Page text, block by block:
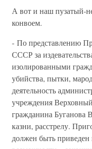
А вот и наш пузатый-
конвоем.
- По представлению
СССР за
изолированными
убийства, пытки,
деятельность
учреждения
гражданина Буганова
казни, расстрелу.
должен быть